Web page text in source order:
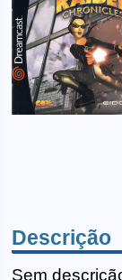
Descrição
Sem